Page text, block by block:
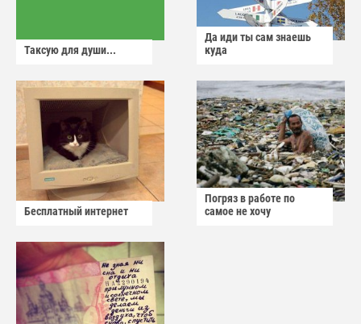
Таксую для души...
Да иди ты сам знаешь
куда
Бесплатный интернет
Погряз в работе по
самое не хочу